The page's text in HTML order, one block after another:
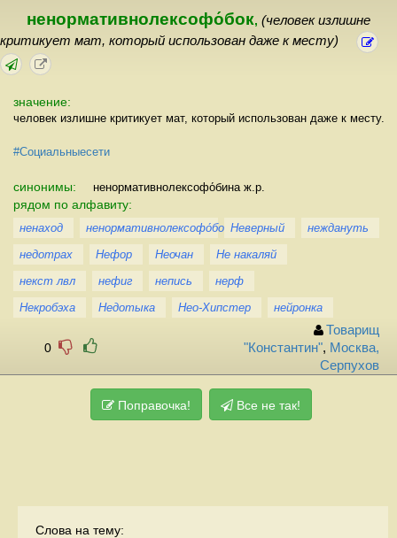
ненормативнолексофо́бок, (человек излишне
критикует мат, который использован даже к месту)
значение:
человек излишне критикует мат, который использован даже к месту.
#Социальныесети
синонимы: ненормативнолексофо́бина ж.р.
рядом по алфавиту:
ненаход ненормативнолексофо́бок Неверный
неждануть
недотрах
Нефор Неочан
Не накаляй
некст лвл
нефиг непись
нерф
Некробэха
Недотыка Нео-Хипстер нейронка
0
Товарищ
"Константин", Москва,
Серпухов
Поправочка! Все не так!
Слова на тему: